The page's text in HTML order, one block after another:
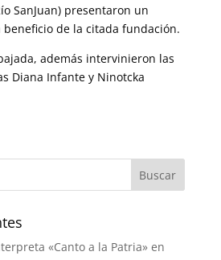
SanJuan) presentaron un
de la citada fundación.
además intervinieron las
Diana Infante y Ninotcka
«Canto a la Patria» en